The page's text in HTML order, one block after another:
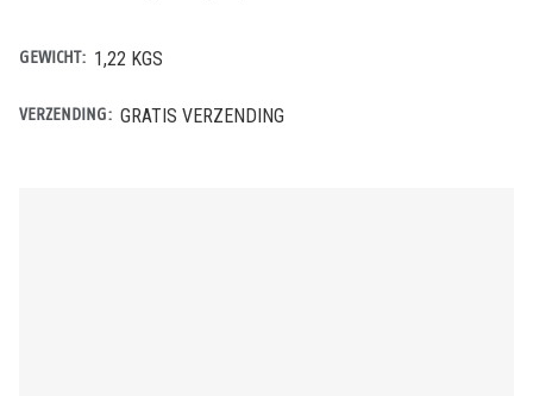
GEWICHT: 1,22 KGS
VERZENDING: GRATIS VERZENDING